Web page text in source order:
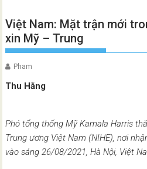
Việt Nam: Mặt trận mới
xin Mỹ – Trung
Pham
Thu Hằng
Phó tổng thống Mỹ Kamala Harris
Trung ương Việt Nam (NIHE), nơi
vào sáng 26/08/2021, Hà Nội, Việt